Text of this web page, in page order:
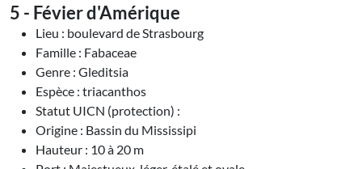
5 - Févier d'Amérique
Lieu : boulevard de Strasbourg
Famille : Fabaceae
Genre : Gleditsia
Espèce : triacanthos
Statut UICN (protection) :
Origine : Bassin du Mississipi
Hauteur : 10 à 20 m